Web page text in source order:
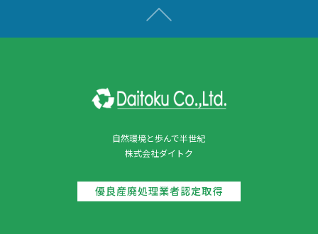
自然環境と歩んで半世紀
株式会社ダイトク
優良産廃処理業者認定取得